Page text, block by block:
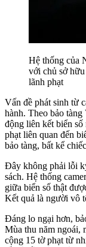
Hệ thống của
với chủ sở
lãnh phạt
Vấn đề phát sinh từ
hành. Theo bảo
động liên kết biển
phạt liên quan đến
bảo tàng, bất kể
Đây không phải lỗi
sách. Hệ thống
giữa biển số thật
Kết quả là người vô
Đáng lo ngại hơn,
Mùa thu năm ngoái,
cộng 15 tờ phạt từ